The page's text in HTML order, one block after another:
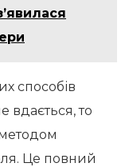
способів
вдається, то
Це повний